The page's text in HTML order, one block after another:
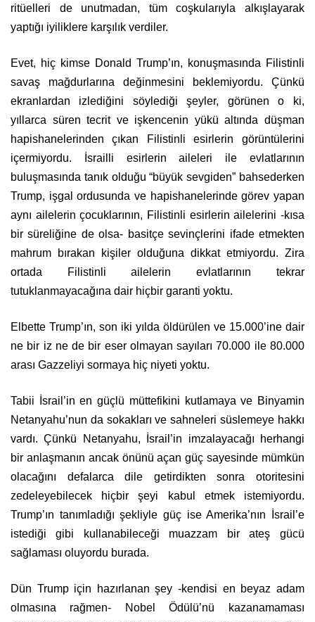
ritüelleri de unutmadan, tüm coşkularıyla alkışlayarak
yaptığı iyiliklere karşılık verdiler.
Evet, hiç kimse Donald Trump’ın, konuşmasında Filistinli
savaş mağdurlarına değinmesini beklemiyordu. Çünkü
ekranlardan izlediğini söylediği şeyler, görünen o ki,
yıllarca süren tecrit ve işkencenin yükü altında düşman
hapishanelerinden çıkan Filistinli esirlerin görüntülerini
içermiyordu. İsrailli esirlerin aileleri ile evlatlarının
buluşmasında tanık olduğu “büyük sevgiden” bahsederken
Trump, işgal ordusunda ve hapishanelerinde görev yapan
aynı ailelerin çocuklarının, Filistinli esirlerin ailelerini -kısa
bir süreliğine de olsa- basitçe sevinçlerini ifade etmekten
mahrum bırakan kişiler olduğuna dikkat etmiyordu. Zira
ortada Filistinli ailelerin evlatlarının tekrar
tutuklanmayacağına dair hiçbir garanti yoktu.
Elbette Trump’ın, son iki yılda öldürülen ve 15.000’ine dair
ne bir iz ne de bir eser olmayan sayıları 70.000 ile 80.000
arası Gazzeliyi sormaya hiç niyeti yoktu.
Tabii İsrail’in en güçlü müttefikini kutlamaya ve Binyamin
Netanyahu’nun da sokakları ve sahneleri süslemeye hakkı
vardı. Çünkü Netanyahu, İsrail’in imzalayacağı herhangi
bir anlaşmanın ancak önünü açan güç sayesinde mümkün
olacağını defalarca dile getirdikten sonra otoritesini
zedeleyebilecek hiçbir şeyi kabul etmek istemiyordu.
Trump’ın tanımladığı şekliyle güç ise Amerika’nın İsrail’e
istediği gibi kullanabileceği muazzam bir ateş gücü
sağlaması oluyordu burada.
Dün Trump için hazırlanan şey -kendisi en beyaz adam
olmasına rağmen- Nobel Ödülü’nü kazanamaması